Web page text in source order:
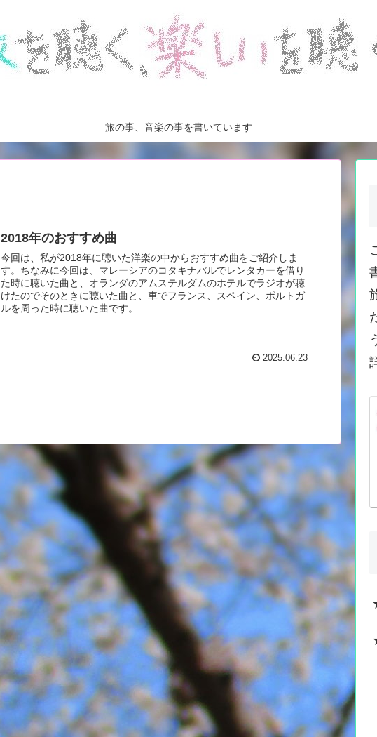
旅の事、音楽の事を書いています
2018年のおすすめ曲
今回は、私が2018年に聴いた洋楽の中からおすすめ曲をご紹介しま
す。ちなみに今回は、マレーシアのコタキナバルでレンタカーを借り
た時に聴いた曲と、オランダのアムステルダムのホテルでラジオが聴
けたのでそのときに聴いた曲と、車でフランス、スペイン、ポルトガ
ルを周った時に聴いた曲です。
2025.06.23